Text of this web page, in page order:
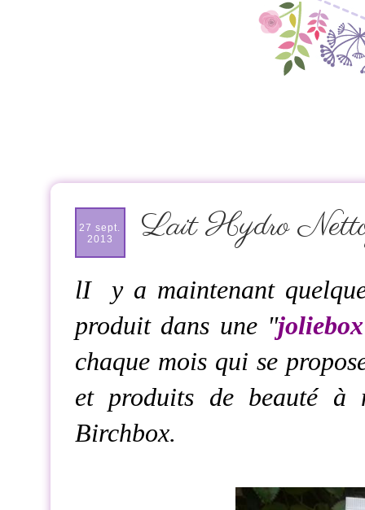
27 sept.
2013
Lait Hydro
lI y a maintenant
produit dans une "joliebox
chaque mois qui se
et produits de beauté à
Birchbox.